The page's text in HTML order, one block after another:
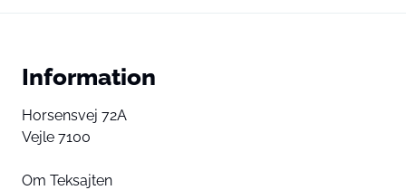
Information
Horsensvej 72A
Vejle 7100
Om Teksajten